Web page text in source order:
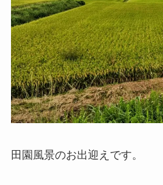
田園風景のお出迎えです。